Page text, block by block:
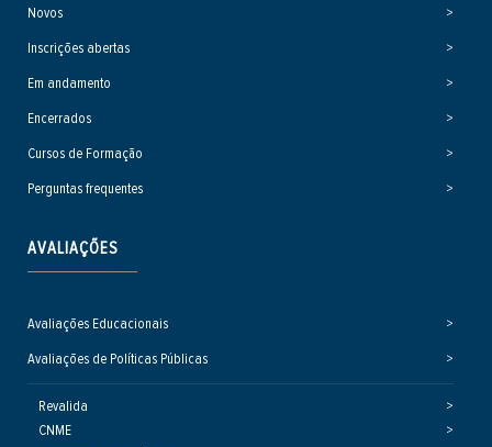
Novos
Inscrições abertas
Em andamento
Encerrados
Cursos de Formação
Perguntas frequentes
AVALIAÇÕES
Avaliações Educacionais
Avaliações de Políticas Públicas
Revalida
CNME